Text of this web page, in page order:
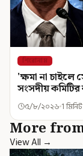
শিরোনাম
'ক্ষমা না চাইলে
সংসদীয় কমিটির
৫/৮/২০২৬ 1
More from
View All →